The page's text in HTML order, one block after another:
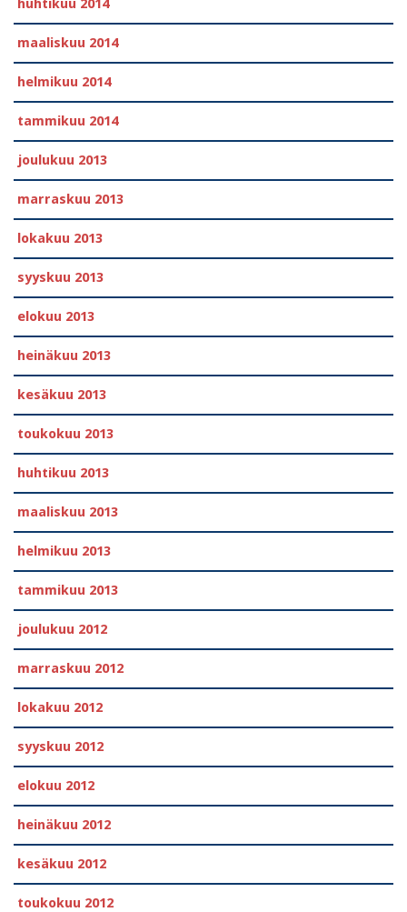
huhtikuu 2014
maaliskuu 2014
helmikuu 2014
tammikuu 2014
joulukuu 2013
marraskuu 2013
lokakuu 2013
syyskuu 2013
elokuu 2013
heinäkuu 2013
kesäkuu 2013
toukokuu 2013
huhtikuu 2013
maaliskuu 2013
helmikuu 2013
tammikuu 2013
joulukuu 2012
marraskuu 2012
lokakuu 2012
syyskuu 2012
elokuu 2012
heinäkuu 2012
kesäkuu 2012
toukokuu 2012